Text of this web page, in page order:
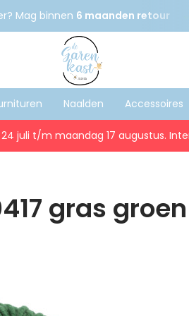
Mag binnen 6 maanden retour
Naalden Accessoires
juli t/m maandag 17 augustus.
gras groen